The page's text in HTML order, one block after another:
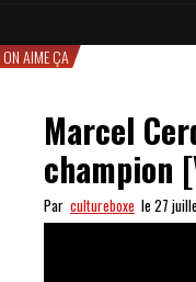
ON AIME ÇA
Marcel
champion
Par cultureboxe le 27